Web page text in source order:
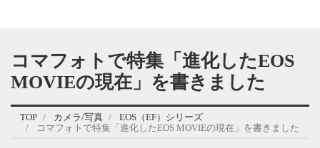
コマフォトで特集「進化したEOS
MOVIEの現在」を書きました
TOP カメラ/写真
EOS（EF）シリーズ
コマフォトで特集「進化したEOS MOVIEの現在」を書きました